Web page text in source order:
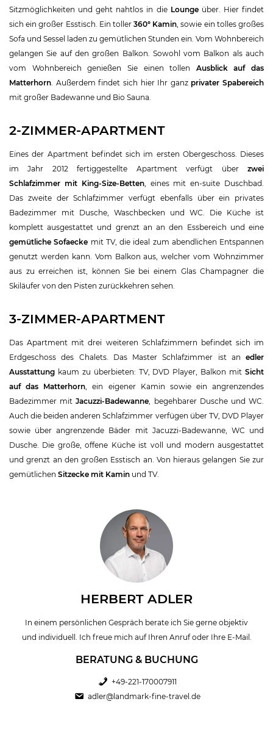
Sitzmöglichkeiten und geht nahtlos in dieLoungeüber. Hier findet
sich ein großer Esstisch. Ein toller360° Kamin , sowie ein tolles großes
Sofa und Sessel laden zu gemütlichen Stunden ein. Vom Wohnbereich
gelangen Sie auf den großen Balkon. Sowohl vom Balkon als auch
vom Wohnbereich genießen Sie einen tollen Ausblick auf das
Matterhorn . Außerdem findet sich hier Ihr ganz privater Spabereich
mit großer Badewanne und Bio Sauna.
2-ZIMMER-APARTMENT
Eines der Apartment befindet sich im ersten Obergeschoss. Dieses
im Jahr 2012 fertiggestellte Apartment verfügt über zwei
Schlafzimmer mit King-Size-Betten, eines mit en-suite Duschbad.
Das zweite der Schlafzimmer verfügt ebenfalls über ein privates
Badezimmer mit Dusche, Waschbecken und WC. Die Küche ist
komplett ausgestattet und grenzt an an den Essbereich und eine
gemütliche Sofaecke mit TV, die ideal zum abendlichen Entspannen
genutzt werden kann. Vom Balkon aus, welcher vom Wohnzimmer
aus zu erreichen ist, können Sie bei einem Glas Champagner die
Skiläufer von den Pisten zurückkehren sehen.
3-ZIMMER-APARTMENT
Das Apartment mit drei weiteren Schlafzimmern befindet sich im
Erdgeschoss des Chalets. Das Master Schlafzimmer ist an edler
Ausstattung kaum zu überbieten: TV, DVD Player, Balkon mit Sicht
auf das Matterhorn , ein eigener Kamin sowie ein angrenzendes
Badezimmer mitJacuzzi-Badewanne , begehbarer Dusche und WC.
Auch die beiden anderen Schlafzimmer verfügen über TV, DVD Player
sowie über angrenzende Bäder mit Jacuzzi-Badewanne, WC und
Dusche. Die große, offene Küche ist voll und modern ausgestattet
und grenzt an den großen Esstisch an. Von hieraus gelangen Sie zur
gemütlichen Sitzecke mit Kamin und TV.
HERBERT ADLER
In einem persönlichen Gespräch berate ich Sie gerne objektiv
und individuell. Ich freue mich auf Ihren Anruf oder Ihre E-Mail.
BERATUNG & BUCHUNG
+49-221-170007911
adler@landmark-fine-travel.de